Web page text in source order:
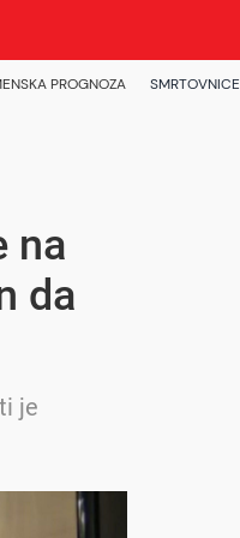
PROGNOZA SMRTOVNICE
na
da
je